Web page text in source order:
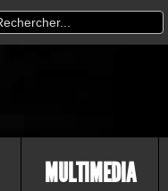
MULTIMEDIA